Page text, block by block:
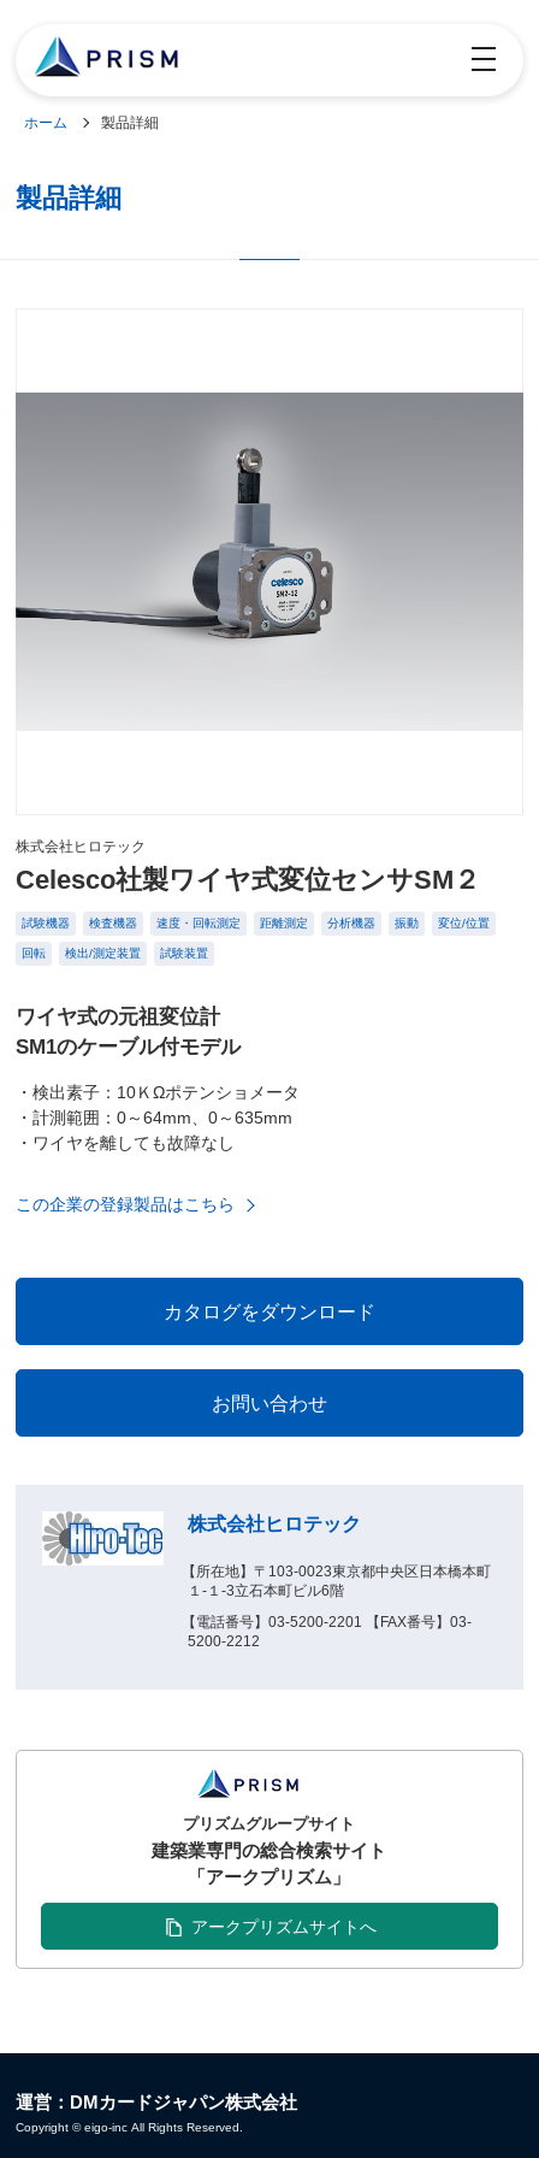
toggle
ホーム 製品詳細
製品詳細
株式会社ヒロテック
Celesco社製ワイヤ式変位センサSM２
試験機器 検査機器 速度・回転測定 距離測定 分析機器 振動 変位/位置
回転 検出/測定装置 試験装置
ワイヤ式の元祖変位計
SM1のケーブル付モデル
・検出素子：10ＫΩポテンショメータ
・計測範囲：0～64mm、0～635mm
・ワイヤを離しても故障なし
この企業の登録製品はこちら
株式会社ヒロテック
【所在地】〒103-0023東京都中央区日本橋本町
１-１-3立石本町ビル6階
【電話番号】03-5200-2201 【FAX番号】03-
5200-2212
プリズムグループサイト
建築業専門の総合検索サイト
「アークプリズム」
アークプリズムサイトへ
運営：DMカードジャパン株式会社
Copyright © eigo-inc All Rights Reserved.